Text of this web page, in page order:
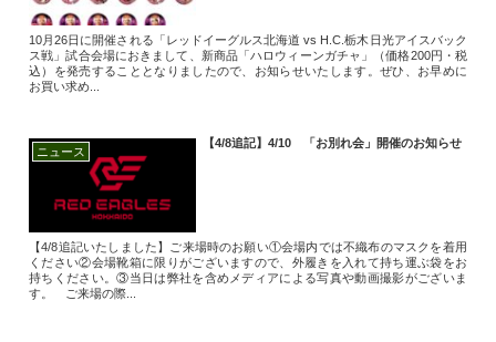
10月26日に開催される「レッドイーグルス北海道 vs H.C.栃木日光アイスバック
ス戦」試合会場におきまして、新商品「ハロウィーンガチャ」（価格200円・税
込）を発売することとなりましたので、お知らせいたします。ぜひ、お早めに
お買い求め...
ニュース
【4/8追記】4/10 「お別れ会」開催のお知らせ
【4/8追記いたしました】ご来場時のお願い①会場内では不織布のマスクを着用
ください②会場靴箱に限りがございますので、外履きを入れて持ち運ぶ袋をお
持ちください。③当日は弊社を含めメディアによる写真や動画撮影がございま
す。 ご来場の際...